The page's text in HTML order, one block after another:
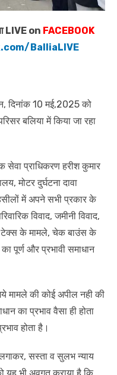
LIVE on FACEBOOK
BalliaLIVE
दिनांक 10 मई,2025 को
बलिया में किया जा रहा
सेवा प्राधिकरण हरीश कुमार
मोटर दुर्घटना दावा
में अपने सभी प्रकार के
विवाद, जमीनी विवाद,
टेक्स के मामले, चेक बाउंस के
पूर्ण और प्रभावी समाधान
मामले की कोई अपील नही की
का प्रभाव वैसा ही होता
होता है।
सस्ता व सुलभ न्याय